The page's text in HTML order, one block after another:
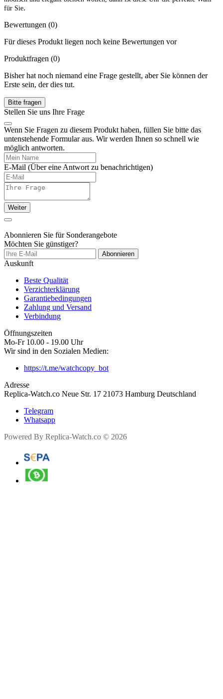
für Sie.
Bewertungen (0)
Für dieses Produkt liegen noch keine Bewertungen vor
Produktfragen (0)
Bisher hat noch niemand eine Frage gestellt, aber Sie können der
Erste sein, der dies tut.
Bitte fragen
Stellen Sie uns Ihre Frage
Wenn Sie Fragen zu diesem Produkt haben, füllen Sie bitte das
untenstehende Formular aus. Wir werden Ihnen so schnell wie
möglich antworten.
E-Mail (Über eine Antwort zu benachrichtigen)
Weiter
Abonnieren Sie für Sonderangebote
Möchten Sie günstiger?
Abonnieren
Auskunft
Beste Qualität
Verzichterklärung
Garantiebedingungen
Zahlung und Versand
Verbindung
Öffnungszeiten
Mo-Fr 10.00 - 19.00 Uhr
Wir sind in den Sozialen Medien:
https://t.me/watchcopy_bot
Adresse
Replica-Watch.co Neue Str. 17 21073 Hamburg Deutschland
Telegram
Whatsapp
Powered By Replica-Watch.co © 2026